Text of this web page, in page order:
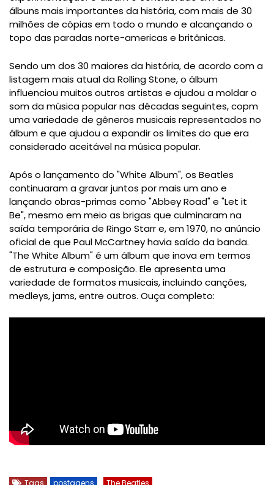
álbuns mais importantes da história, com mais de 30
milhões de cópias em todo o mundo e alcançando o
topo das paradas norte-americas e britânicas.
Sendo um dos 30 maiores da história, de acordo com a
listagem mais atual da Rolling Stone, o álbum
influenciou muitos outros artistas e ajudou a moldar o
som da música popular nas décadas seguintes, copm
uma variedade de gêneros musicais representados no
álbum e que ajudou a expandir os limites do que era
considerado aceitável na música popular.
Após o lançamento do "White Album", os Beatles
continuaram a gravar juntos por mais um ano e
lançando obras-primas como "Abbey Road" e "Let it
Be", mesmo em meio as brigas que culminaram na
saída temporária de Ringo Starr e, em 1970, no anúncio
oficial de que Paul McCartney havia saído da banda.
"The White Album" é um álbum que inova em termos
de estrutura e composição. Ele apresenta uma
variedade de formatos musicais, incluindo canções,
medleys, jams, entre outros. Ouça completo: